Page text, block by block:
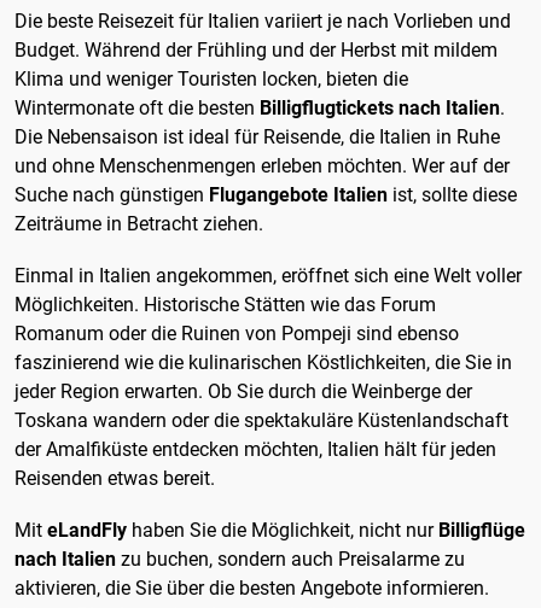
Die beste Reisezeit für Italien variiert je nach Vorlieben und
Budget. Während der Frühling und der Herbst mit mildem
Klima und weniger Touristen locken, bieten die
Wintermonate oft die besten Billigflugtickets nach Italien.
Die Nebensaison ist ideal für Reisende, die Italien in Ruhe
und ohne Menschenmengen erleben möchten. Wer auf der
Suche nach günstigen Flugangebote Italien ist, sollte diese
Zeiträume in Betracht ziehen.
Einmal in Italien angekommen, eröffnet sich eine Welt voller
Möglichkeiten. Historische Stätten wie das Forum
Romanum oder die Ruinen von Pompeji sind ebenso
faszinierend wie die kulinarischen Köstlichkeiten, die Sie in
jeder Region erwarten. Ob Sie durch die Weinberge der
Toskana wandern oder die spektakuläre Küstenlandschaft
der Amalfiküste entdecken möchten, Italien hält für jeden
Reisenden etwas bereit.
Mit eLandFly haben Sie die Möglichkeit, nicht nur Billigflüge
nach Italien zu buchen, sondern auch Preisalarme zu
aktivieren, die Sie über die besten Angebote informieren.